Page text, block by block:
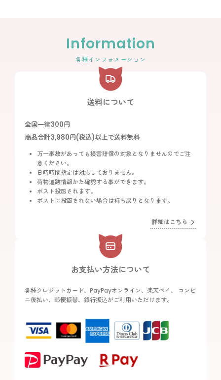
Information
各種インフォメーション
送料について
全国一律300円
商品合計3,980円(税込)以上で送料無料
万一事故があっても損害賠償の対象となりませんのでご注
意ください。
日時時間指定は対応しておりません。
荷物追跡情報かた確認する事ができます。
ポスト投函されます。
ポストに投函されない場合は持ち戻りとなります。
詳細はこちら
お支払い方法について
各種クレジットカード、PayPayオンライン、楽天ペイ、 コンビ
ニ後払い、郵便振替、銀行振込がご利用いただけます。